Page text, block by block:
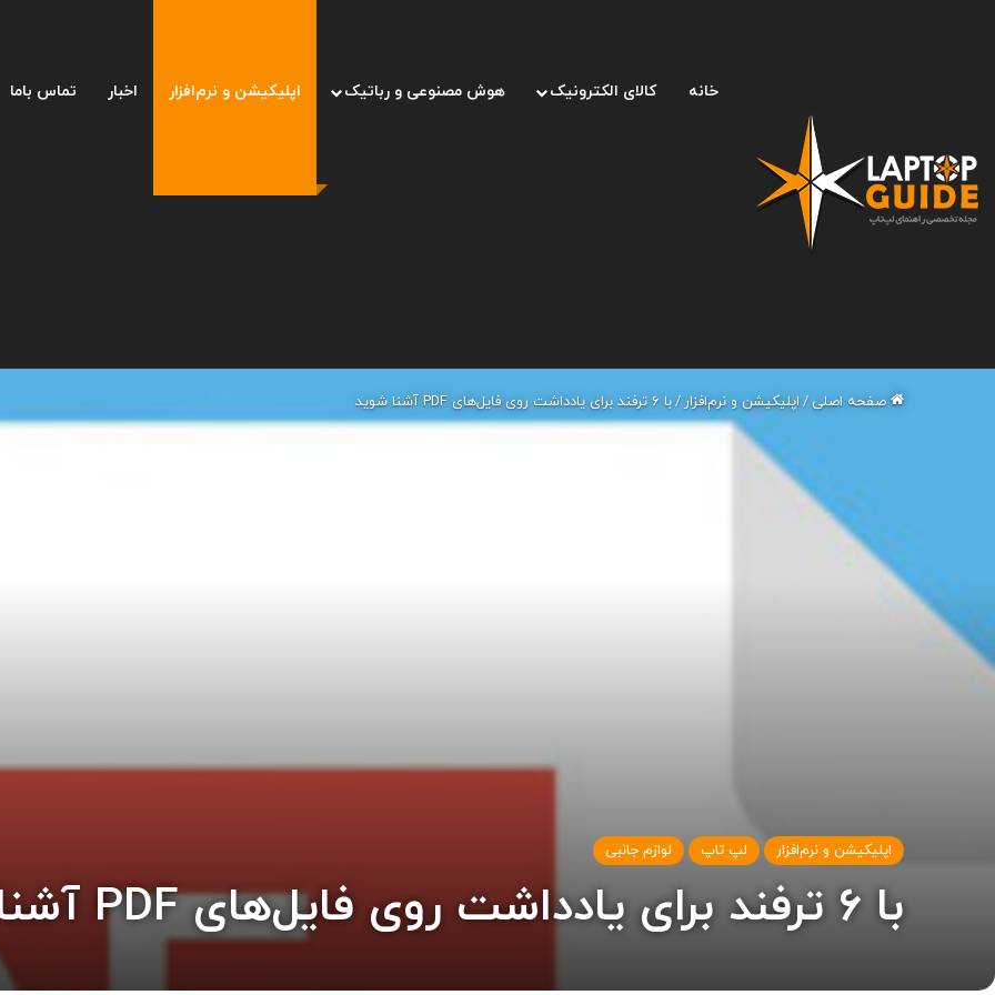
خانه کالای الکترونیک هوش مصنوعی و رباتیک اپلیکیشن و نرم‌افزار اخبار تماس باما
صفحه اصلی/اپلیکیشن و نرم‌افزار /با ۶ ترفند برای یادداشت روی فایل‌های PDF آشنا شوید
اپلیکیشن و نرم‌افزار لپ تاپ لوازم جانبی
با ۶ ترفند برای یادداشت روی فایل‌های PDF آشنا شوید